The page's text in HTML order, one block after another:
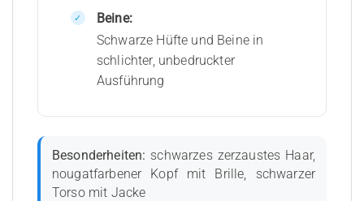
Beine:
Schwarze Hüfte und Beine in
schlichter, unbedruckter
Ausführung
Besonderheiten: schwarzes zerzaustes Haar,
nougatfarbener Kopf mit Brille, schwarzer
Torso mit Jacke